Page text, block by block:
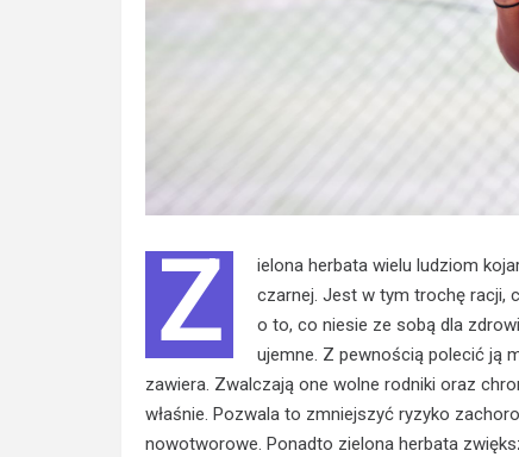
Z ielona herbata wielu ludziom
czarnej. Jest w tym trochę racji,
o to, co niesie ze sobą dla
ujemne. Z pewnością polecić ją
zawiera. Zwalczają one wolne rodniki oraz
właśnie. Pozwala to zmniejszyć ryzyko
nowotworowe. Ponadto zielona herbata